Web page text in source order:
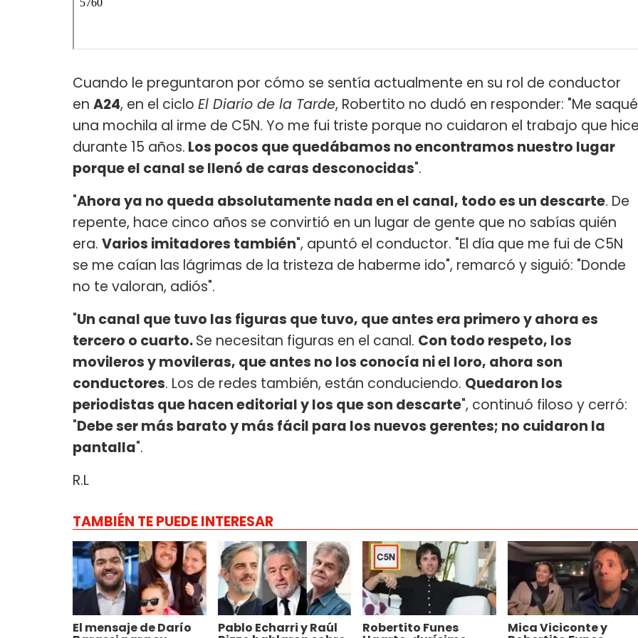
Cuando le preguntaron por cómo se sentía actualmente en su rol de conductor
en A24, en el ciclo El Diario de la Tarde, Robertito no dudó en responder: "Me saqué
una mochila al irme de C5N. Yo me fui triste porque no cuidaron el trabajo que
durante 15 años. Los pocos que quedábamos no encontramos nuestro lugar
porque el canal se llenó de caras desconocidas".
"Ahora ya no queda absolutamente nada en el canal, todo es un descarte. De
repente, hace cinco años se convirtió en un lugar de gente que no sabías quién
era. Varios imitadores también", apuntó el conductor. "El día que me fui de C5N
se me caían las lágrimas de la tristeza de haberme ido", remarcó y siguió: "Donde
no te valoran, adiós".
"Un canal que tuvo las figuras que tuvo, que antes era primero y ahora es
tercero o cuarto.Se necesitan figuras en el canal. Con todo respeto, los
movileros y movileras, que antes no los conocía ni el loro, ahora son
conductores. Los de redes también, están conduciendo. Quedaron los
periodistas que hacen editorial y los que son descarte", continuó filoso y cerró:
"Debe ser más barato y más fácil para los nuevos gerentes; no cuidaron la
pantalla".
R.L
TAMBIÉN TE PUEDE INTERESAR
El mensaje de Darío Pablo Echarri y Raúl Robertito Funes Mica Viciconte y